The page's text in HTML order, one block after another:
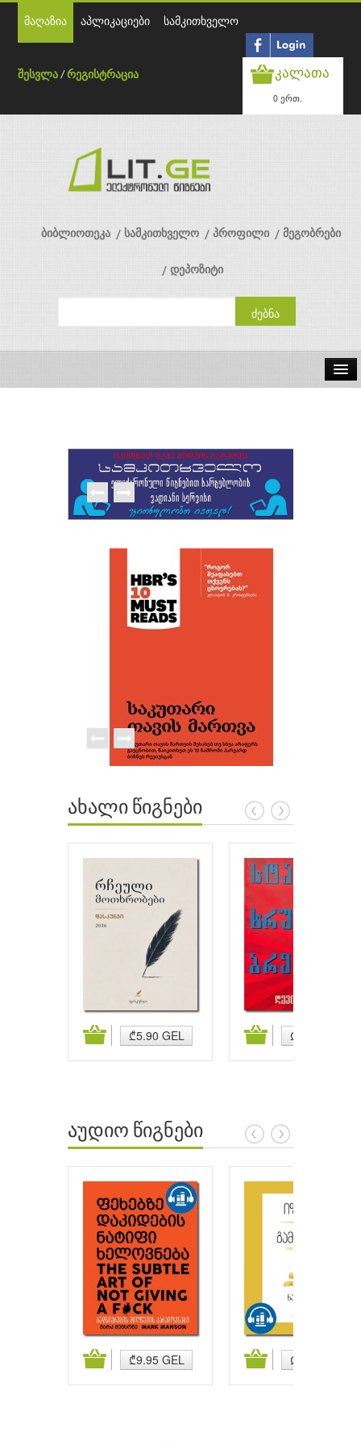
მაღაზია აპლიკაციები სამკითხველო
შესვლა /რეგისტრაცია კალათა
0 ერთ.
ბიბლიოთეკა სამკითხველო პროფილი მეგობრები
დეპოზიტი
გამომცემლობები
ახალი წიგნები
₾5.90 GEL ₾5.90 GEL
კალათაში დამატება კალათაში დამატება
აუდიო წიგნები
₾9.95 GEL ₾9.95 GEL
კალათაში დამატება კალათაში დამატება